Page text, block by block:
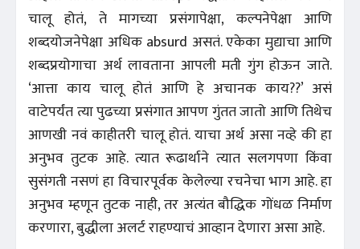
चालू होतं, ते मागच्या प्रसंगापेक्षा, कल्पनेपेक्षा आणि
शब्दयोजनेपेक्षा अधिक absurd असतं. एकेका मुद्याचा आणि
शब्दप्रयोगाचा अर्थ लावताना आपली मती गुंग होऊन जाते.
‘आत्ता काय चालू होतं आणि हे अचानक काय??’ असं
वाटेपर्यंत त्या पुढच्या प्रसंगात आपण गुंतत जातो आणि तिथेच
आणखी नवं काहीतरी चालू होतं. याचा अर्थ असा नव्हे की हा
अनुभव तुटक आहे. त्यात रूढार्थाने त्यात सलगपणा किंवा
सुसंगती नसणं हा विचारपूर्वक केलेल्या रचनेचा भाग आहे. हा
अनुभव म्हणून तुटक नाही, तर अत्यंत बौद्धिक गोंधळ निर्माण
करणारा, बुद्धीला अलर्ट राहण्याचं आव्हान देणारा असा आहे.